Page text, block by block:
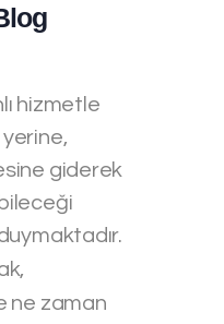
hizmetle
yerine,
giderek
ne zaman